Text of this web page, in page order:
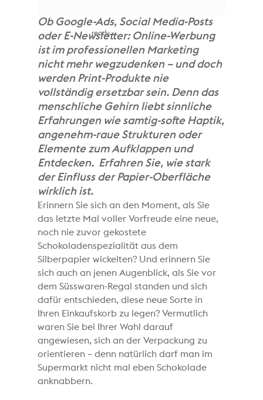
ready...
Ob Google-Ads, Social Media-Posts
oder E-Newsletter: Online-Werbung
ist im professionellen Marketing
nicht mehr wegzudenken – und doch
werden Print-Produkte nie
vollständig ersetzbar sein. Denn das
menschliche Gehirn liebt sinnliche
Erfahrungen wie samtig-softe Haptik,
angenehm-raue Strukturen oder
Elemente zum Aufklappen und
Entdecken. Erfahren Sie, wie stark
der Einfluss der Papier-Oberfläche
wirklich ist.
Erinnern Sie sich an den Moment, als Sie
das letzte Mal voller Vorfreude eine neue,
noch nie zuvor gekostete
Schokoladenspezialität aus dem
Silberpapier wickelten? Und erinnern Sie
sich auch an jenen Augenblick, als Sie vor
dem Süsswaren-Regal standen und sich
dafür entschieden, diese neue Sorte in
Ihren Einkaufskorb zu legen? Vermutlich
waren Sie bei Ihrer Wahl darauf
angewiesen, sich an der Verpackung zu
orientieren – denn natürlich darf man im
Supermarkt nicht mal eben Schokolade
anknabbern.